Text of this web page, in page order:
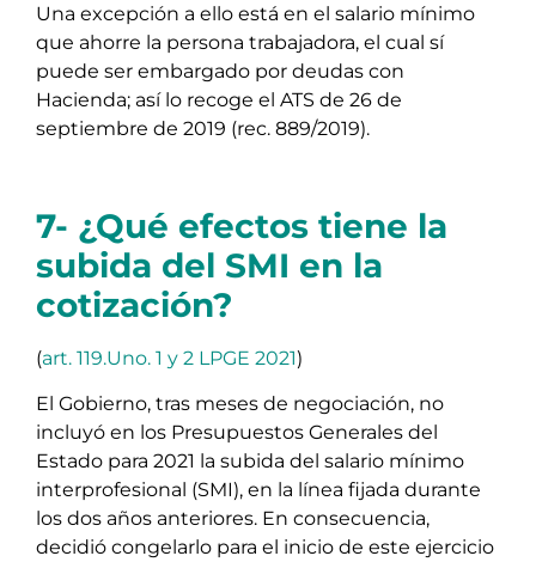
Una excepción a ello está en el salario mínimo
que ahorre la persona trabajadora, el cual sí
puede ser embargado por deudas con
Hacienda; así lo recoge el ATS de 26 de
septiembre de 2019 (rec. 889/2019).
7- ¿Qué efectos tiene la
subida del SMI en la
cotización?
(art. 119.Uno. 1 y 2 LPGE 2021)
El Gobierno, tras meses de negociación, no
incluyó en los Presupuestos Generales del
Estado para 2021 la subida del salario mínimo
interprofesional (SMI), en la línea fijada durante
los dos años anteriores. En consecuencia,
decidió congelarlo para el inicio de este ejercicio